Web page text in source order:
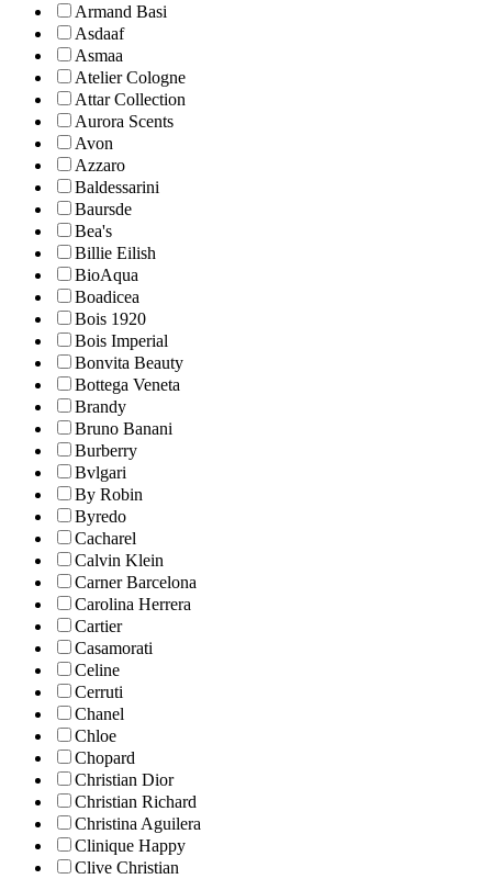
Armand Basi
Asdaaf
Asmaa
Atelier Cologne
Attar Collection
Aurora Scents
Avon
Azzaro
Baldessarini
Baursde
Bea's
Billie Eilish
BioAqua
Boadicea
Bois 1920
Bois Imperial
Bonvita Beauty
Bottega Veneta
Brandy
Bruno Banani
Burberry
Bvlgari
By Robin
Byredo
Cacharel
Calvin Klein
Carner Barcelona
Carolina Herrera
Cartier
Casamorati
Celine
Cerruti
Chanel
Chloe
Chopard
Christian Dior
Christian Richard
Christina Aguilera
Clinique Happy
Clive Christian